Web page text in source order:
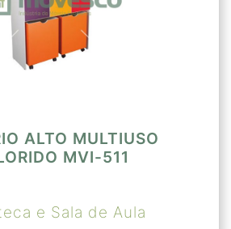
ALTO MULTIUSO
MVI-511
e Sala de Aula